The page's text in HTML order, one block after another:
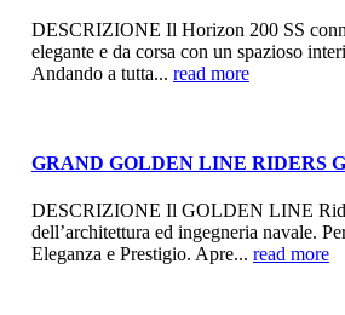
DESCRIZIONE Il Horizon 200 SS
elegante e da corsa con un spazioso
Andando a tutta... read more
GRAND GOLDEN LINE RIDERS
DESCRIZIONE Il GOLDEN LINE
dell’architettura ed ingegneria navale.
Eleganza e Prestigio. Apre... read more